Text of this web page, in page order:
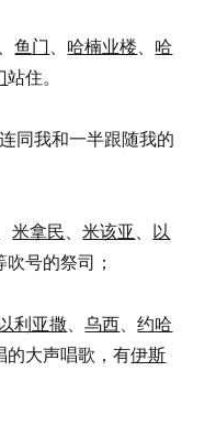
、鱼门、 哈楠业楼、 哈
站住。
同我和一半跟随我的
米拿民、米该亚 、 以
吹号的祭司；
利亚撒、乌西、约哈
的大声唱歌，有伊斯